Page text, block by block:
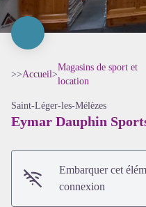
>>Accueil>
Magasins de sport et
location
Saint-Léger-les-Mélèzes
Eymar Dauphin
Embarquer cet
connexion